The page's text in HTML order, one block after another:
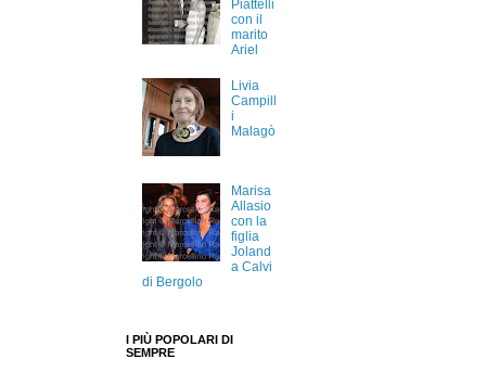
Piattelli
con il
marito
Ariel
Livia
Campill
i
Malagò
Marisa
Allasio
con la
figlia
Joland
a Calvi
di Bergolo
I PIÙ POPOLARI DI
SEMPRE